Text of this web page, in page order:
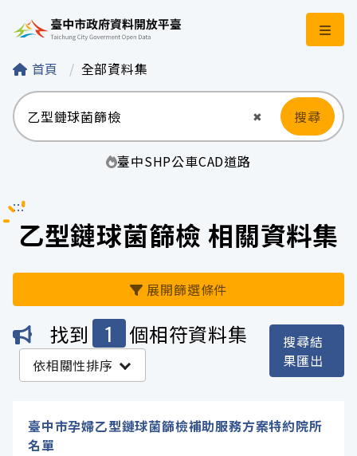
臺中市政府資料開
首頁 全部資料集
✖ 清空輸入
搜尋
臺中SHP公車CAD道路
:::
乙型鏈球菌篩檢 相關資料集
展開篩選條件
機關
服務分類
找到 1 個相符資料集
依相關性排序
搜尋結
果匯出
臺中市孕婦乙型鏈球菌篩檢補助服務方案特約院所
名單